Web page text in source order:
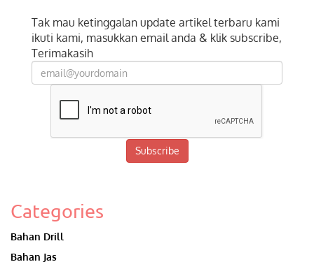
Tak mau ketinggalan update artikel terbaru kami
ikuti kami, masukkan email anda & klik subscribe,
Terimakasih
Subscribe
Categories
Bahan Drill
Bahan Jas